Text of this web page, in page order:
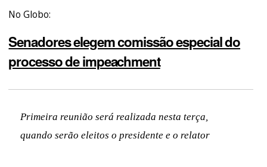
No Globo:
Senadores elegem comissão especial do
processo de impeachment
Primeira reunião será realizada nesta terça,
quando serão eleitos o presidente e o relator